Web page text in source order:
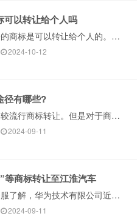
可以转让给个人吗
公司注册的商标是可以转让给个人的。根据商标法规定，商标权作为财产权可以转让，只要满足法定条件并遵循合法程序即可。下面请看构卓企服小编详细介绍。 ···
2024-10-12
径有哪些?
现在，比较流行商标转让。但是对于商标转让的形式和途径，大家可能不是很清楚，下面构卓企服为大家详细说明一下，希望对大家在进行商标转让时能有所帮助。 ···
2024-09-11
等商标转让至江淮汽车
据构卓企服了解，华为技术有限公司近日将持有的十余枚“尊界”“MAEXTRO”“MASTRO”等文字和图形商标转让至安徽江淮汽车集团股份有限公司，商···
2024-09-11